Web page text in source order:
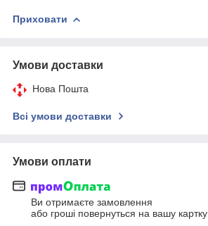
Приховати
Умови доставки
Нова Пошта
Всі умови доставки
Умови оплати
Ви отримаєте замовлення
або гроші повернуться на вашу картку